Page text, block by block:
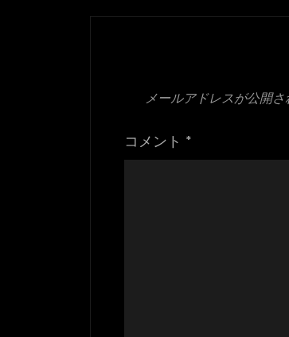
メールアドレスが公開さ
コメント *